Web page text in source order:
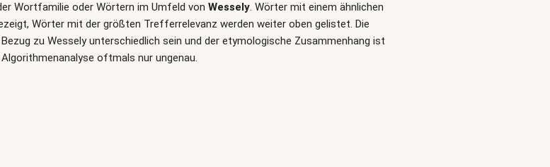
Wortfamilie oder Wörtern im Umfeld von Wessely. Wörter mit einem ähnlichen
Wörter mit der größten Trefferrelevanz werden weiter oben gelistet. Die
zu Wessely unterschiedlich sein und der etymologische Zusammenhang ist
oftmals nur ungenau.